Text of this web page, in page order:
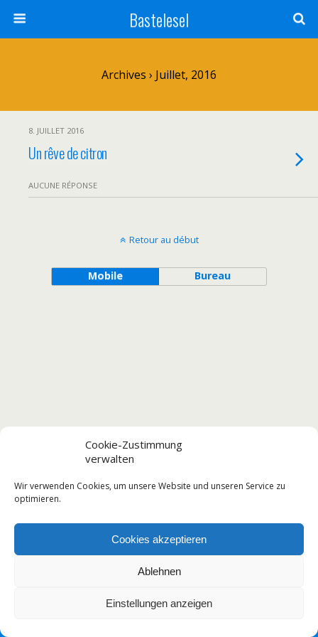
Cookie-Zustimmung
verwalten
Wir verwenden Cookies, um unsere Website und unseren Service zu
optimieren.
Cookies akzeptieren
Ablehnen
Einstellungen anzeigen
Bastelesel
Archives › Juillet, 2016
8. JUILLET 2016
Un rêve de citron
AUCUNE RÉPONSE
Retour au début
Mobile Bureau